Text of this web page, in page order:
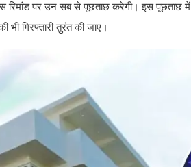
रिमांड पर उन सब से पूछताछ करेगी। इस
भी गिरफ्तारी तुरंत की जाए।